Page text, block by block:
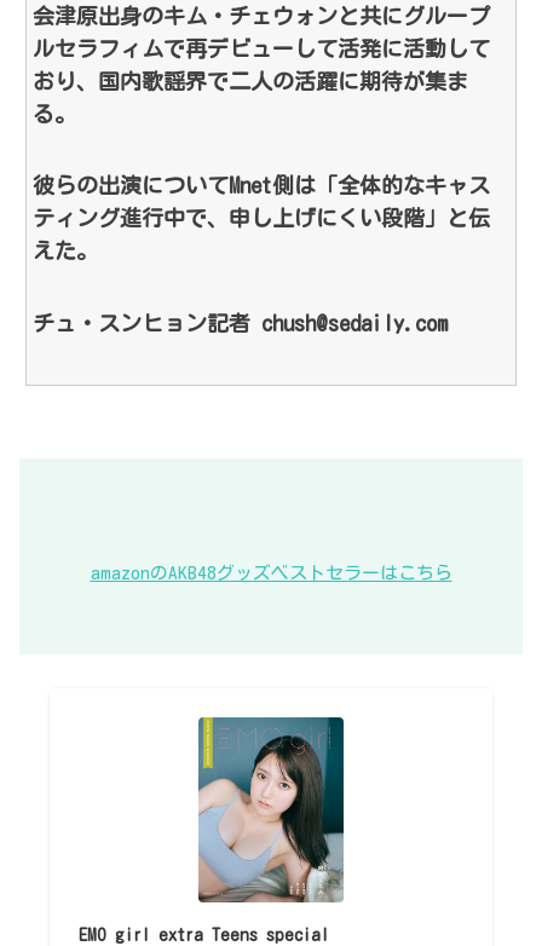
会津原出身のキム・チェウォンと共にグループ
ルセラフィムで再デビューして活発に活動して
おり、国内歌謡界で二人の活躍に期待が集ま
る。
彼らの出演についてMnet側は「全体的なキャス
ティング進行中で、申し上げにくい段階」と伝
えた。
チュ・スンヒョン記者 chush@sedaily.com
amazonのAKB48グッズベストセラーはこちら
EMO girl extra Teens special